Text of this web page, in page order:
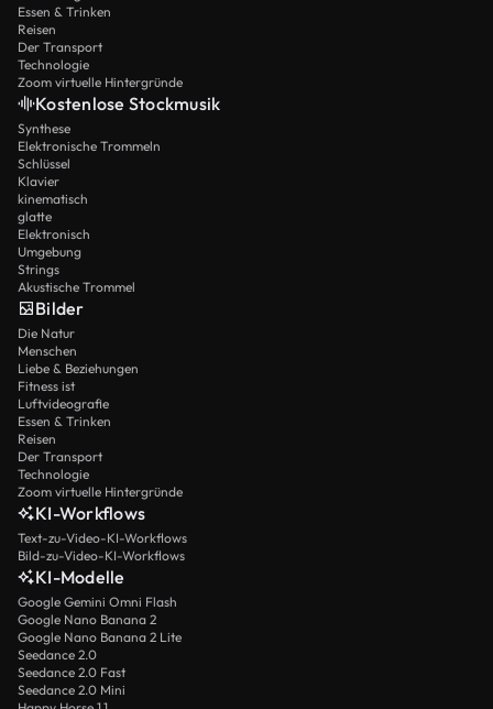
Essen & Trinken
Reisen
Der Transport
Technologie
Zoom virtuelle Hintergründe
Kostenlose Stockmusik
Synthese
Elektronische Trommeln
Schlüssel
Klavier
kinematisch
glatte
Elektronisch
Umgebung
Strings
Akustische Trommel
Bilder
Die Natur
Menschen
Liebe & Beziehungen
Fitness ist
Luftvideografie
Essen & Trinken
Reisen
Der Transport
Technologie
Zoom virtuelle Hintergründe
KI-Workflows
Text-zu-Video-KI-Workflows
Bild-zu-Video-KI-Workflows
KI-Modelle
Google Gemini Omni Flash
Google Nano Banana 2
Google Nano Banana 2 Lite
Seedance 2.0
Seedance 2.0 Fast
Seedance 2.0 Mini